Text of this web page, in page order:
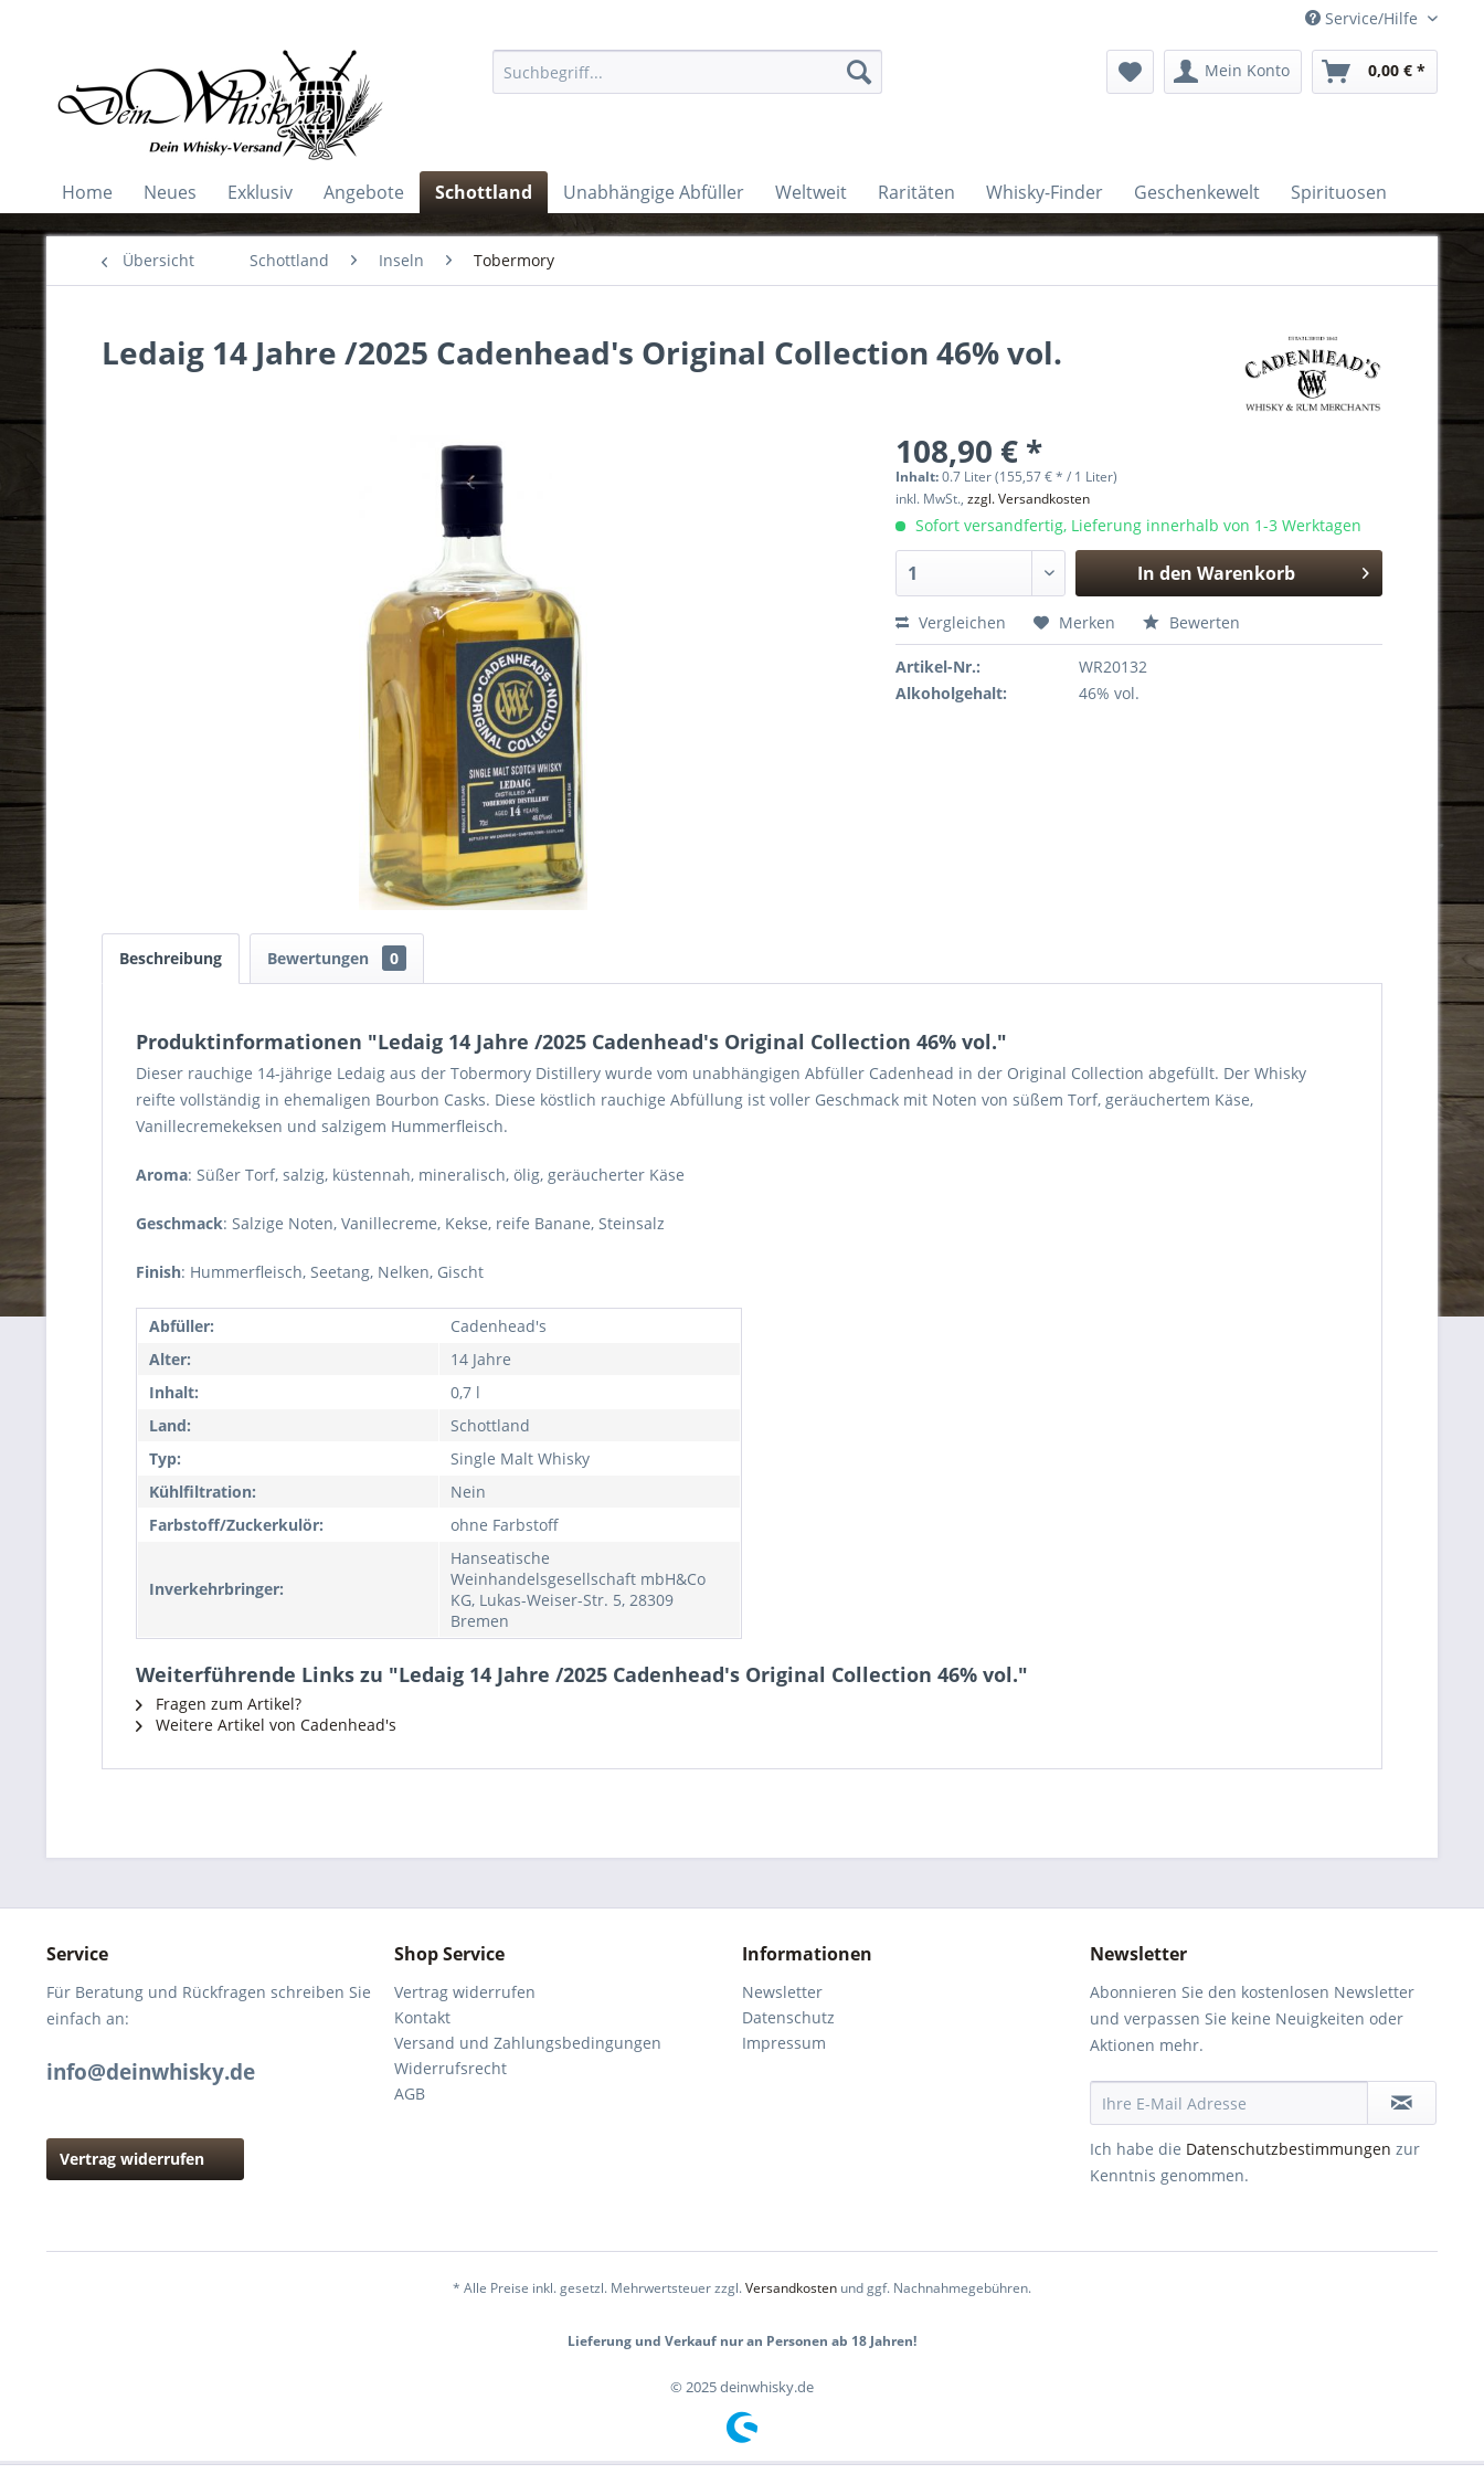
Service/Hilfe
Mein Konto 0,00 € *
Home Neues Exklusiv Angebote Schottland Unabhängige Abfüller Weltweit Raritäten Whisky-Finder Geschenkewelt Spirituosen
Übersicht Schottland Inseln Tobermory
Ledaig 14 Jahre /2025 Cadenhead's Original Collection 46% vol.
108,90 € *
Inhalt:0.7 Liter (155,57 € * / 1 Liter)
inkl. MwSt.,zzgl. Versandkosten
Sofort versandfertig, Lieferung innerhalb von 1-3 Werktagen
In den Warenkorb
Hinzugefügt
Vergleichen Merken Bewerten
Artikel-Nr.:
WR20132
Alkoholgehalt:
46% vol.
Beschreibung Bewertungen 0
Produktinformationen "Ledaig 14 Jahre /2025 Cadenhead's Original Collection 46% vol."
Dieser rauchige 14-jährige Ledaig aus der Tobermory Distillery wurde vom unabhängigen Abfüller Cadenhead in der Original Collection abgefüllt. Der Whisky
reifte vollständig in ehemaligen Bourbon Casks. Diese köstlich rauchige Abfüllung ist voller Geschmack mit Noten von süßem Torf, geräuchertem Käse,
Vanillecremekeksen und salzigem Hummerfleisch.
Aroma: Süßer Torf, salzig, küstennah, mineralisch, ölig, geräucherter Käse
Geschmack: Salzige Noten, Vanillecreme, Kekse, reife Banane, Steinsalz
Finish: Hummerfleisch, Seetang, Nelken, Gischt
Abfüller:
Cadenhead's
Alter:
14 Jahre
Inhalt:
0,7 l
Land:
Schottland
Typ:
Single Malt Whisky
Kühlfiltration:
Nein
Farbstoff/Zuckerkulör:
ohne Farbstoff
Inverkehrbringer:
Hanseatische
Weinhandelsgesellschaft mbH&Co
KG, Lukas-Weiser-Str. 5, 28309
Bremen
Weiterführende Links zu "Ledaig 14 Jahre /2025 Cadenhead's Original Collection 46% vol."
Fragen zum Artikel?
Weitere Artikel von Cadenhead's
Service
Für Beratung und Rückfragen schreiben Sie
einfach an:
info@deinwhisky.de
Vertrag widerrufen
Shop Service
Vertrag widerrufen
Kontakt
Versand und Zahlungsbedingungen
Widerrufsrecht
AGB
Informationen
Newsletter
Datenschutz
Impressum
Newsletter
Abonnieren Sie den kostenlosen Newsletter
und verpassen Sie keine Neuigkeiten oder
Aktionen mehr.
Ich habe die Datenschutzbestimmungen zur
Kenntnis genommen.
* Alle Preise inkl. gesetzl. Mehrwertsteuer zzgl.Versandkosten und ggf. Nachnahmegebühren.
Lieferung und Verkauf nur an Personen ab 18 Jahren!
© 2025 deinwhisky.de